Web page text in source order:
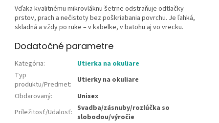
Vďaka kvalitnému mikrovláknu šetrne odstraňuje odtlačky
prstov, prach a nečistoty bez poškriabania povrchu. Je ľahká,
skladná a vždy po ruke – v kabelke, v batohu aj vo vrecku.
Dodatočné parametre
Kategória:
Utierka na okuliare
Typ
produktu/Predmet:
Utierky na okuliare
Obdarovaný:
Unisex
Príležitosť/Udalosť: Svadba/zásnuby/rozlúčka so
slobodou/výročie